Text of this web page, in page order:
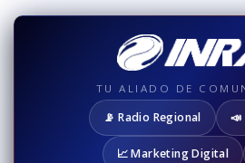
TU ALIADO DE
📡 Radio Regional
📈 Marketing Digital